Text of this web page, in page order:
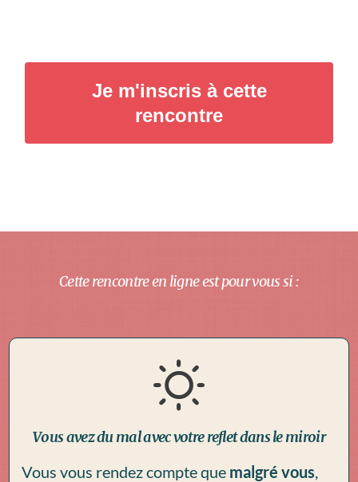
Je m'inscris à cette
rencontre
Cette rencontre en ligne est pour vous si :
Vous avez du mal avec votre reflet dans le miroir
Vous vous rendez compte que malgré vous,